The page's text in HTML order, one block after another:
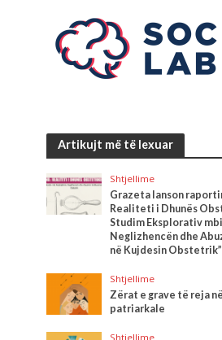
Artikujt më të lexuar
Shtjellime
Grazeta lanson
Realiteti i Dhunës
Studim Eksplorativ
Neglizhencën dhe
në Kujdesin Obstetrik”
Shtjellime
Zërat e grave të reja
patriarkale
Shtjellime